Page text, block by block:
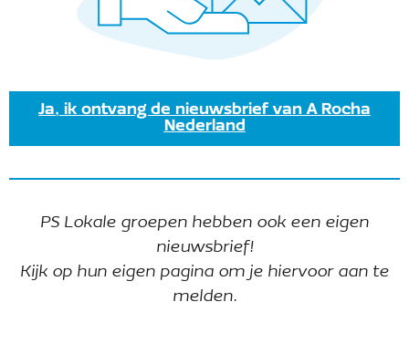
Een smakelijke activiteit voor jong en oud!
Ja, ik ontvang de nieuwsbrief van A Rocha
Nederland
PS Lokale groepen hebben ook een eigen
nieuwsbrief!
Kijk op hun eigen pagina om je hiervoor aan te
melden.